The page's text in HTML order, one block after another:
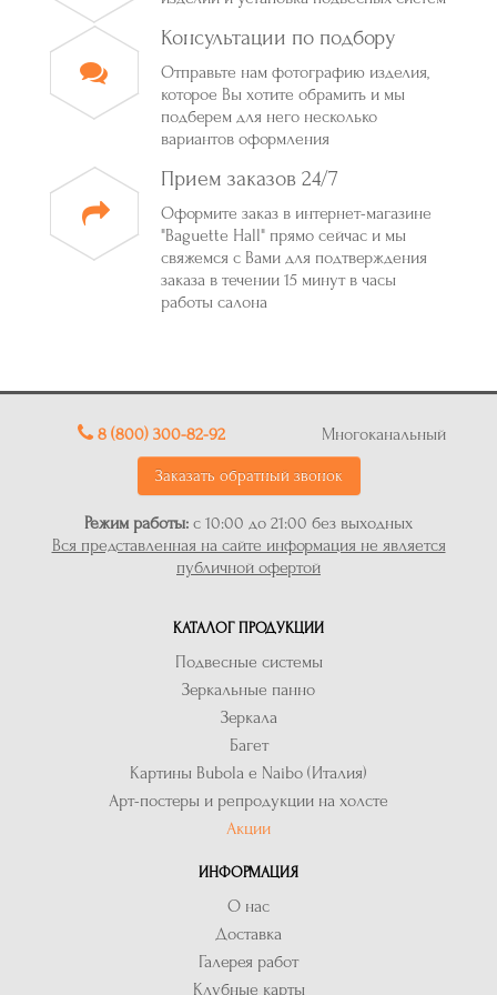
Консультации по подбору
Отправьте нам фотографию изделия,
которое Вы хотите обрамить и мы
подберем для него несколько
вариантов оформления
Прием заказов 24/7
Оформите заказ в интернет-магазине
"Baguette Hall" прямо сейчас и мы
свяжемся с Вами для подтверждения
заказа в течении 15 минут в часы
работы салона
8 (800) 300-82-92 Многоканальный
Заказать обратный звонок
Режим работы: с 10:00 до 21:00 без выходных
Вся представленная на сайте информация не является
публичной офертой
КАТАЛОГ ПРОДУКЦИИ
Подвесные системы
Зеркальные панно
Зеркала
Багет
Картины Bubola e Naibo (Италия)
Арт-постеры и репродукции на холсте
Акции
ИНФОРМАЦИЯ
О нас
Доставка
Галерея работ
Клубные карты